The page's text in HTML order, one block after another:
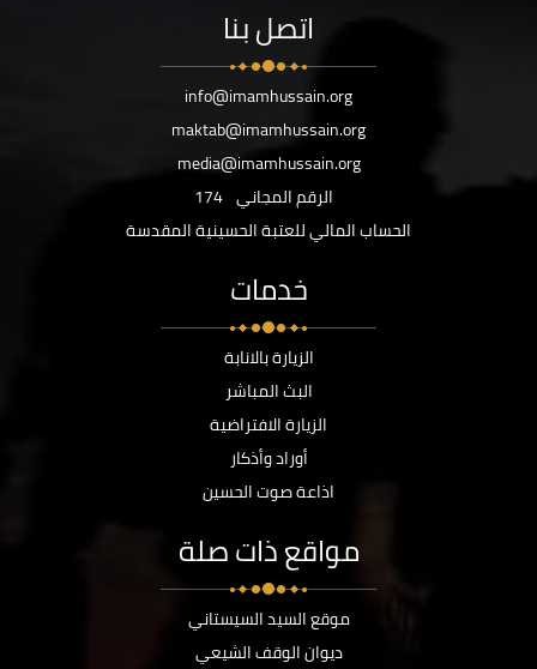
اتصل بنا
info@imamhussain.org
maktab@imamhussain.org
media@imamhussain.org
الرقم المجاني 174
الحساب المالي للعتبة الحسينية المقدسة
خدمات
الزيارة بالانابة
البث المباشر
الزيارة الافتراضية
أوراد وأذكار
اذاعة صوت الحسين
مواقع ذات صلة
موقع السيد السيستاني
ديوان الوقف الشيعي